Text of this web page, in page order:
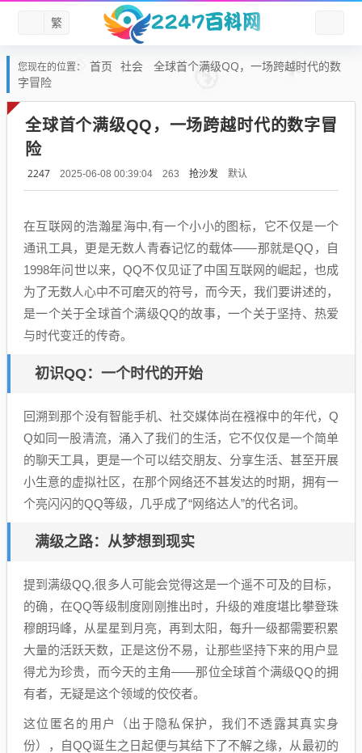
繁
您现在的位置： 首页 社会
全球首个满级QQ，一场跨越时代的数
字冒险
全球首个满级QQ，一场跨越时代的数字冒
险
2247 2025-06-08 00:39:04 263 抢沙发 默认
在互联网的浩瀚星海中,有一个小小的图标，它不仅是一个
通讯工具，更是无数人青春记忆的载体——那就是QQ，自
1998年问世以来，QQ不仅见证了中国互联网的崛起，也成
为了无数人心中不可磨灭的符号，而今天，我们要讲述的，
是一个关于全球首个满级QQ的故事，一个关于坚持、热爱
与时代变迁的传奇。
初识QQ：一个时代的开始
回溯到那个没有智能手机、社交媒体尚在襁褓中的年代，Q
Q如同一股清流，涌入了我们的生活，它不仅仅是一个简单
的聊天工具，更是一个可以结交朋友、分享生活、甚至开展
小生意的虚拟社区，在那个网络还不甚发达的时期，拥有一
个亮闪闪的QQ等级，几乎成了“网络达人”的代名词。
满级之路：从梦想到现实
提到满级QQ,很多人可能会觉得这是一个遥不可及的目标，
的确，在QQ等级制度刚刚推出时，升级的难度堪比攀登珠
穆朗玛峰，从星星到月亮，再到太阳，每升一级都需要积累
大量的活跃天数，正是这份不易，让那些坚持下来的用户显
得尤为珍贵，而今天的主角——那位全球首个满级QQ的拥
有者，无疑是这个领域的佼佼者。
这位匿名的用户（出于隐私保护，我们不透露其真实身
份），自QQ诞生之日起便与其结下了不解之缘，从最初的